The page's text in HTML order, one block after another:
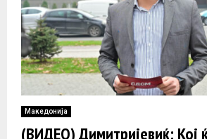
Македонија
(ВИДЕО) Димитријевиќ: Кој